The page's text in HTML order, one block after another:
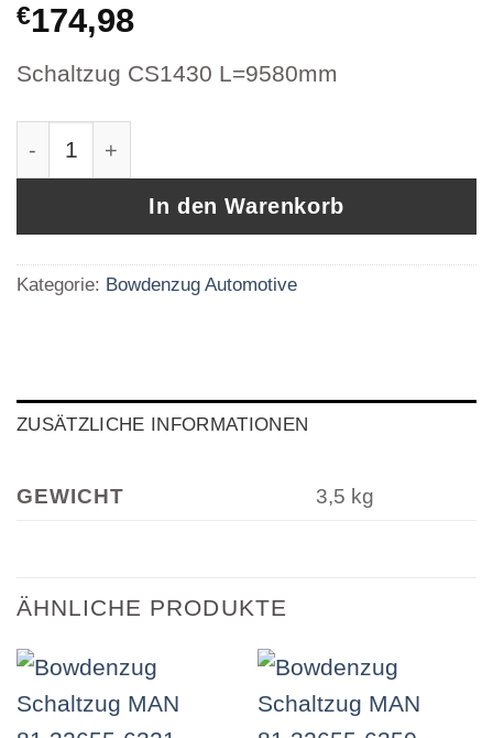
€174,98
Schaltzug CS1430 L=9580mm
In den Warenkorb
Kategorie: Bowdenzug Automotive
ZUSÄTZLICHE INFORMATIONEN
GEWICHT 3,5 kg
ÄHNLICHE PRODUKTE